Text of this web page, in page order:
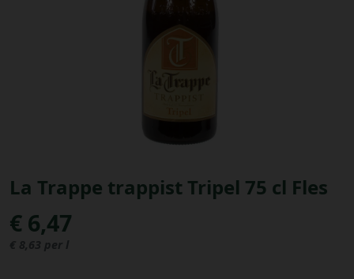
La Trappe trappist Tripel 75 cl Fles
€ 6,47
€ 8,63 per l